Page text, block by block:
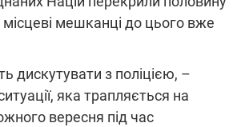
мешканці до цього вже
дискутувати з поліцією, –
яка трапляється на
вересня під час